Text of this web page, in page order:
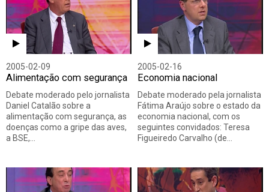
2005-02-09
Alimentação com segurança
Debate moderado pelo jornalista
Daniel Catalão sobre a
alimentação com segurança, as
doenças como a gripe das aves,
a BSE,…
2005-02-16
Economia nacional
Debate moderado pela jornalista
Fátima Araújo sobre o estado da
economia nacional, com os
seguintes convidados: Teresa
Figueiredo Carvalho (de…